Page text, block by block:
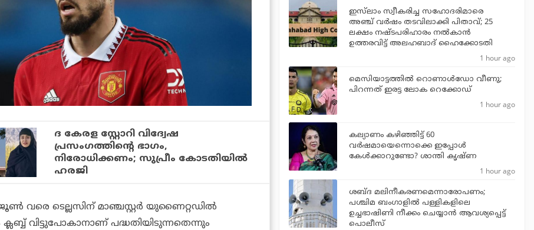
ദ കേരള സ്റ്റോറി വിദ്വേഷ
പ്രസംഗത്തിന്റെ ഭാഗം,
നിരോധിക്കണം; സുപ്രീം കോടതിയില്‍
ഹരജി
ജൂണ്‍ വരെ ടെല്ലസിന് മാഞ്ചസ്റ്റര്‍ യുണൈറ്റഡില്‍
ക്ലബ്ബ് വിട്ടുപോകാനാണ് പദ്ധതിയിടുന്നതെന്നും
ഇസ്‌ലാം സ്വീകരിച്ച സഹോദരിമാരെ
അഞ്ച് വര്‍ഷം തടവിലാക്കി പിതാവ്; 25
ലക്ഷം നഷ്ടപരിഹാരം നല്‍കാന്‍
ഉത്തരവിട്ട് അലഹബാദ് ഹൈക്കോടതി
1 hour ago
മെസിയാട്ടത്തില്‍ റൊണാള്‍ഡോ വീണു;
പിറന്നത് ഇരട്ട ലോക റെക്കോഡ്
1 hour ago
കല്യാണം കഴിഞ്ഞിട്ട് 60
വർഷമായെന്നൊക്കെ ഇപ്പോൾ
കേൾക്കാറുണ്ടോ? ശാന്തി കൃഷ്ണ
1 hour ago
ശബ്ദ മലിനീകരണമെന്നാരോപണം;
പശ്ചിമ ബംഗാളില്‍ പള്ളികളിലെ
ഉച്ചഭാഷിണി നീക്കം ചെയ്യാന്‍ ആവശ്യപ്പെട്ട്
പൊലീസ്